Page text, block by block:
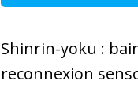
Shinrin-yoku :
reconnexion